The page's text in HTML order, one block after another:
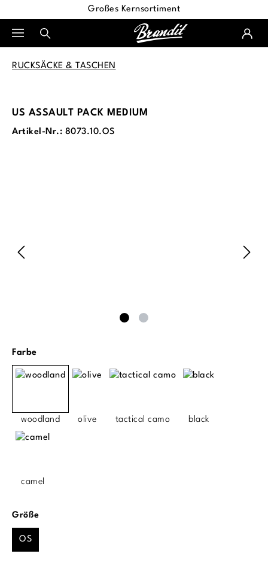
Großes Kernsortiment
RUCKSÄCKE & TASCHEN
US ASSAULT PACK MEDIUM
Artikel-Nr.: 8073.10.OS
Farbeauswählen
woodland olive tactical camo black
camel
Größeauswählen
OS